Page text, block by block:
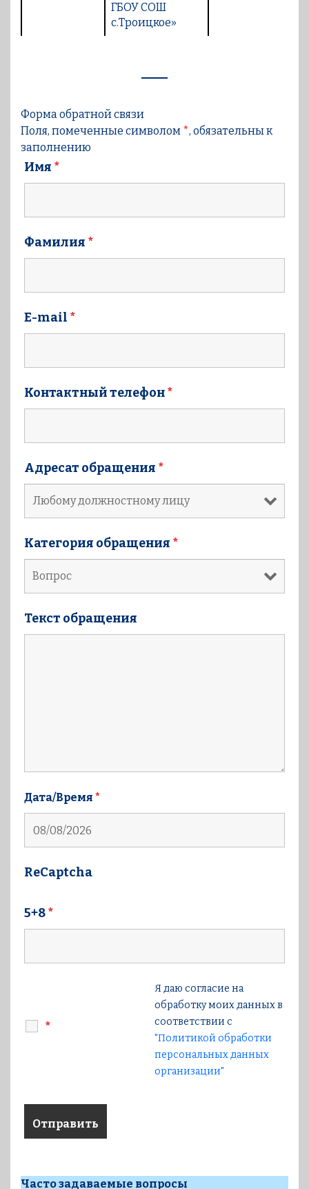
ГБОУ СОШ
с.Троицкое»
Форма обратной связи
Поля, помеченные символом *, обязательны к
заполнению
Имя *
Фамилия *
E-mail *
Контактный телефон*
Адресат обращения *
Категория обращения *
Текст обращения
Дата/Время *
ReCaptcha
5+8*
*
Я даю согласие на
обработку моих данных в
соответствии с
"Политикой обработки
персональных данных
организации"
Часто задаваемые вопросы